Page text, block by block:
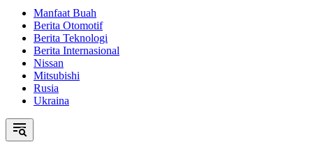
Manfaat Buah
Berita Otomotif
Berita Teknologi
Berita Internasional
Nissan
Mitsubishi
Rusia
Ukraina